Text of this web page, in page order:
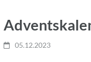
05.12.2023